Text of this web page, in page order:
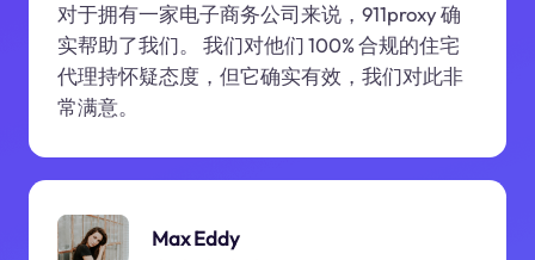
对于拥有一家电子商务公司来说，911proxy 确
实帮助了我们。 我们对他们 100% 合规的住宅
代理持怀疑态度，但它确实有效，我们对此非
常满意。
Max Eddy